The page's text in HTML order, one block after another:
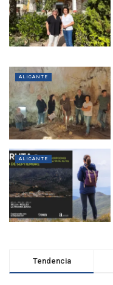
ALICANTE
ALICANTE
Tendencia